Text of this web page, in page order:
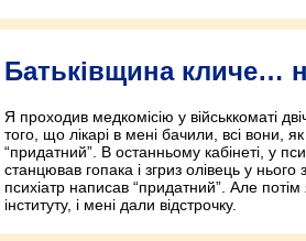
Батьківщина кличе…
Я проходив медкомісію у військкоматі
того, що лікарі в мені бачили, всі вони,
“придатний”. В останньому кабінеті, у
станцював гопака і згриз олівець у нього
психіатр написав “придатний”. Але
інституту, і мені дали відстрочку.